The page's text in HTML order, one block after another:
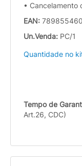
• Cancelamento
EAN:
Un.Venda: PC/1
Quantidade no
Tempo de
Art.26, CDC)